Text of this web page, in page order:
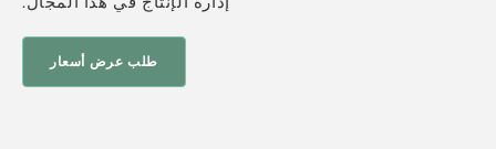
طلب عرض أسعار